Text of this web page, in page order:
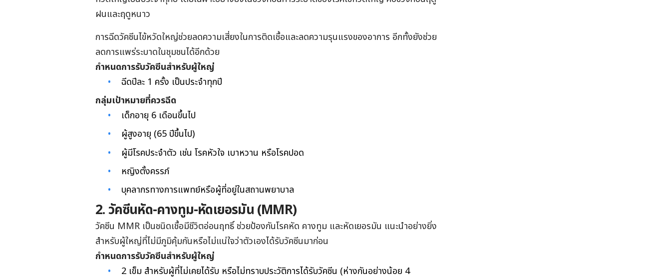
ฝนและฤดูหนาว
การฉีดวัคซีนไข้หวัดใหญ่ช่วยลดความเสี่ยงในการติดเชื้อและลดความรุนแรงของอาการ อีกทั้งยังช่วย
ลดการแพร่ระบาดในชุมชนได้อีกด้วย
กำหนดการรับวัคซีนสำหรับผู้ใหญ่
ฉีดปีละ 1 ครั้ง เป็นประจำทุกปี
กลุ่มเป้าหมายที่ควรฉีด
เด็กอายุ 6 เดือนขึ้นไป
ผู้สูงอายุ (65 ปีขึ้นไป)
ผู้มีโรคประจำตัว เช่น โรคหัวใจ เบาหวาน หรือโรคปอด
หญิงตั้งครรภ์
บุคลากรทางการแพทย์หรือผู้ที่อยู่ในสถานพยาบาล
2. วัคซีนหัด-คางทูม-หัดเยอรมัน (MMR)
วัคซีน MMR เป็นชนิดเชื้อมีชีวิตอ่อนฤทธิ์ ช่วยป้องกันโรคหัด คางทูม และหัดเยอรมัน แนะนำอย่างยิ่ง
สำหรับผู้ใหญ่ที่ไม่มีภูมิคุ้มกันหรือไม่แน่ใจว่าตัวเองได้รับวัคซีนมาก่อน
กำหนดการรับวัคซีนสำหรับผู้ใหญ่
2 เข็ม สำหรับผู้ที่ไม่เคยได้รับ หรือไม่ทราบประวัติการได้รับวัคซีน (ห่างกันอย่างน้อย 4